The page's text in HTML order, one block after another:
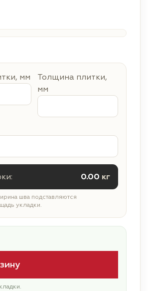
мм
Толщина плитки,
мм
0.00 кг
шва подставляются
укладки.